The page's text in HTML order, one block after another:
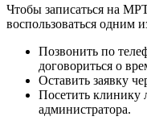
Чтобы записаться на
воспользоваться одним
Позвонить по
договориться о
Оставить заявку
Посетить клинику
администратора.